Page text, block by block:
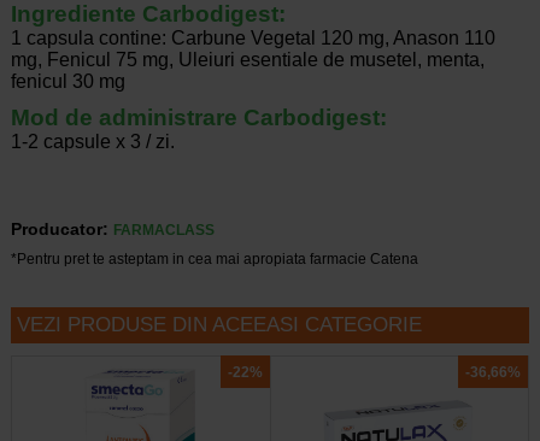
Ingrediente Carbodigest:
1 capsula contine: Carbune Vegetal 120 mg, Anason 110
mg, Fenicul 75 mg, Uleiuri esentiale de musetel, menta,
fenicul 30 mg
Mod de administrare Carbodigest:
1-2 capsule x 3 / zi.
Producator:
FARMACLASS
*Pentru pret te asteptam in cea mai apropiata farmacie Catena
VEZI PRODUSE DIN ACEEASI CATEGORIE
-22% -36,66%